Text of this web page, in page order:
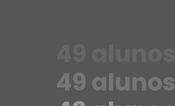
49 alunos